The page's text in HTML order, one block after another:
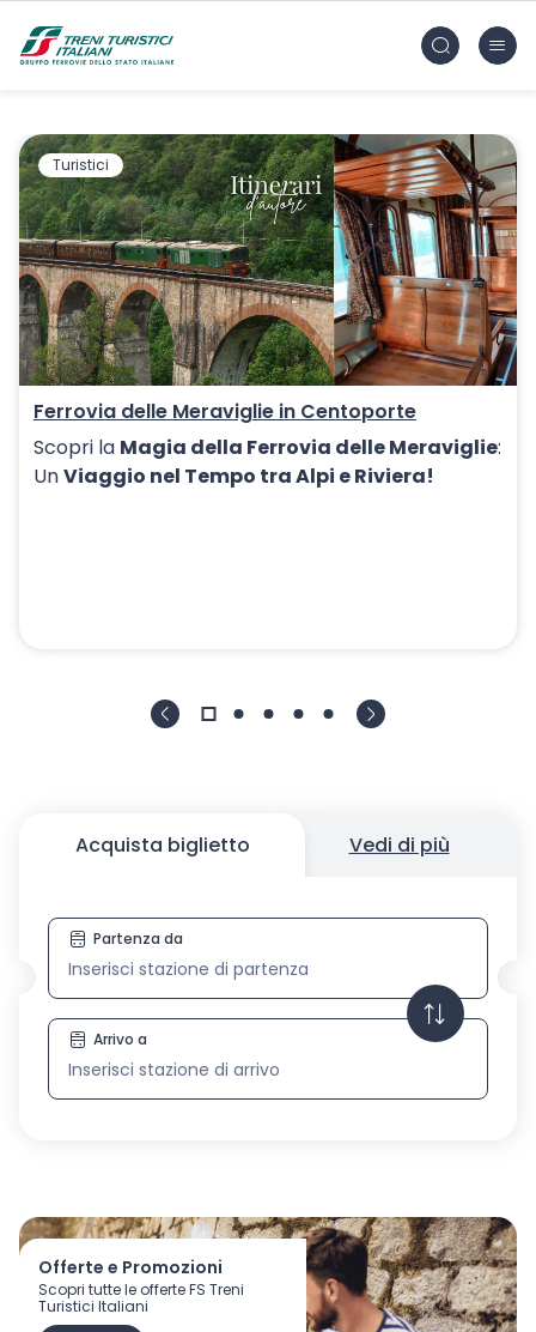
FS Treni Turistici Gruppo Ferrovie dello Stato
Ferrovia delle Meraviglie in Centoporte
Scopri la Magia della Ferrovia delle Meraviglie:
UnViaggio nel Tempo tra Alpi e Riviera!
Turistici
Acquista biglietto Vedi di più
Acquista biglietto
Partenza da
Arrivo a
Offerte e Promozioni
Scopri tutte le offerte FS Treni
Turistici Italiani